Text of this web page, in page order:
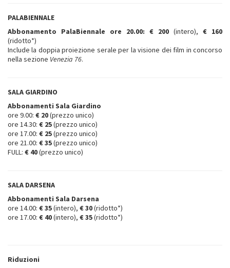
PALABIENNALE
Abbonamento PalaBiennale ore 20.00: € 200 (intero), € 160
(ridotto*)
Include la doppia proiezione serale per la visione dei film in concorso
nella sezione Venezia 76.
SALA GIARDINO
Abbonamenti Sala Giardino
ore 9.00: € 20(prezzo unico)
ore 14.30: € 25(prezzo unico)
ore 17.00: € 25(prezzo unico)
ore 21.00: € 35(prezzo unico)
FULL: € 40(prezzo unico)
SALA DARSENA
Abbonamenti Sala Darsena
ore 14.00: € 35(intero), € 30(ridotto*)
ore 17.00: € 40(intero), € 35(ridotto*)
Riduzioni